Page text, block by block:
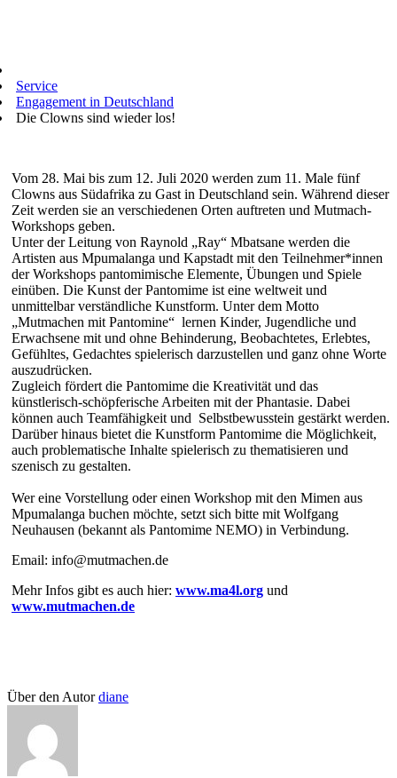
Service
Engagement in Deutschland
Die Clowns sind wieder los!
Vom 28. Mai bis zum 12. Juli 2020 werden zum 11. Male fünf
Clowns aus Südafrika zu Gast in Deutschland sein. Während dieser
Zeit werden sie an verschiedenen Orten auftreten und Mutmach-
Workshops geben.
Unter der Leitung von Raynold „Ray“ Mbatsane werden die
Artisten aus Mpumalanga und Kapstadt mit den Teilnehmer*innen
der Workshops pantomimische Elemente, Übungen und Spiele
einüben. Die Kunst der Pantomime ist eine weltweit und
unmittelbar verständliche Kunstform. Unter dem Motto
„Mutmachen mit Pantomine“ lernen Kinder, Jugendliche und
Erwachsene mit und ohne Behinderung, Beobachtetes, Erlebtes,
Gefühltes, Gedachtes spielerisch darzustellen und ganz ohne Worte
auszudrücken.
Zugleich fördert die Pantomime die Kreativität und das
künstlerisch-schöpferische Arbeiten mit der Phantasie. Dabei
können auch Teamfähigkeit und Selbstbewusstein gestärkt werden.
Darüber hinaus bietet die Kunstform Pantomime die Möglichkeit,
auch problematische Inhalte spielerisch zu thematisieren und
szenisch zu gestalten.
Wer eine Vorstellung oder einen Workshop mit den Mimen aus
Mpumalanga buchen möchte, setzt sich bitte mit Wolfgang
Neuhausen (bekannt als Pantomime NEMO) in Verbindung.
Email: info@mutmachen.de
Mehr Infos gibt es auch hier: www.ma4l.org und
www.mutmachen.de
Über den Autordiane